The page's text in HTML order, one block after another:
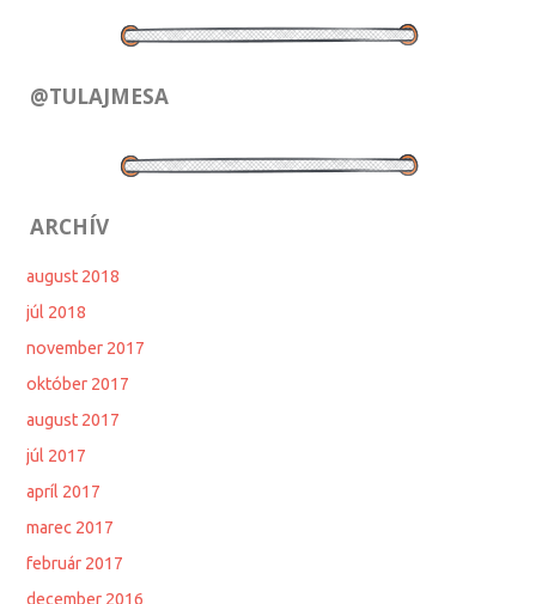
@TULAJMESA
ARCHÍV
august 2018
júl 2018
november 2017
október 2017
august 2017
júl 2017
apríl 2017
marec 2017
február 2017
december 2016